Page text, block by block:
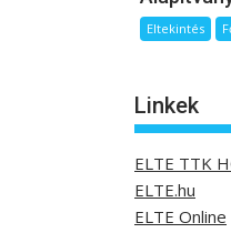
Eltekintés
Linkek
ELTE TTK
ELTE.hu
ELTE Online